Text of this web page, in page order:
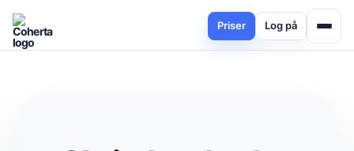
Priser Log på